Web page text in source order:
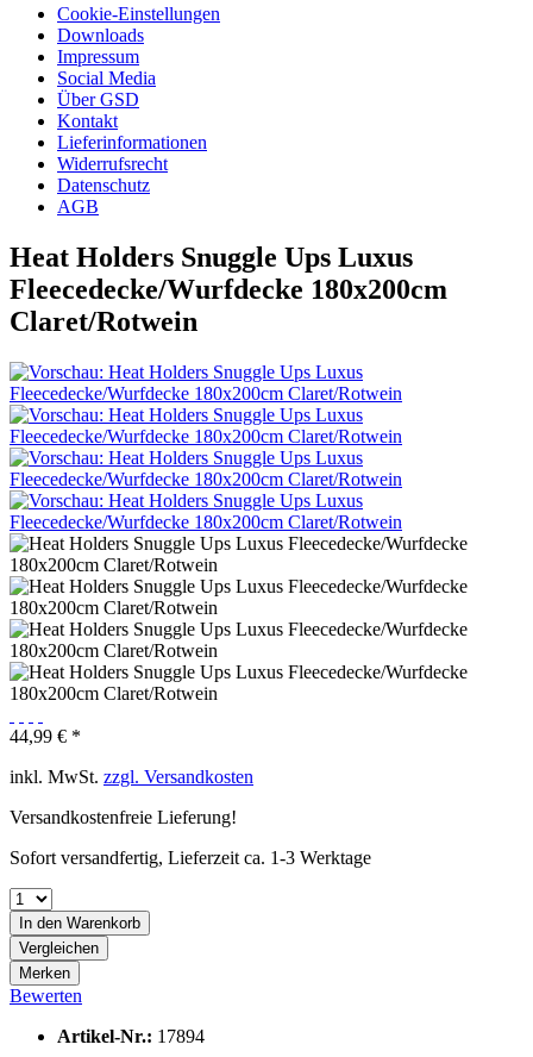
Cookie-Einstellungen
Downloads
Impressum
Social Media
Über GSD
Kontakt
Lieferinformationen
Widerrufsrecht
Datenschutz
AGB
Heat Holders Snuggle Ups Luxus
Fleecedecke/Wurfdecke 180x200cm
Claret/Rotwein
44,99 € *
inkl. MwSt. zzgl. Versandkosten
Versandkostenfreie Lieferung!
Sofort versandfertig, Lieferzeit ca. 1-3 Werktage
In den Warenkorb
Vergleichen
Merken
Bewerten
Artikel-Nr.: 17894